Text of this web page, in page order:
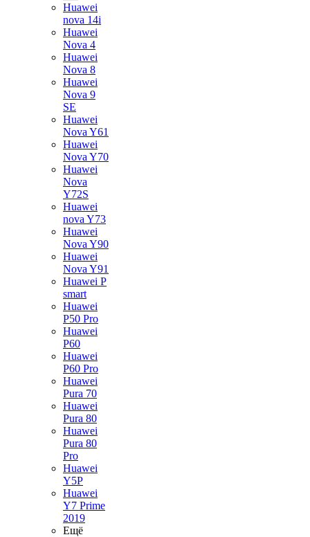
Huawei
nova 14i
Huawei
Nova 4
Huawei
Nova 8
Huawei
Nova 9
SE
Huawei
Nova Y61
Huawei
Nova Y70
Huawei
Nova
Y72S
Huawei
nova Y73
Huawei
Nova Y90
Huawei
Nova Y91
Huawei P
smart
Huawei
P50 Pro
Huawei
P60
Huawei
P60 Pro
Huawei
Pura 70
Huawei
Pura 80
Huawei
Pura 80
Pro
Huawei
Y5P
Huawei
Y7 Prime
2019
Ещё